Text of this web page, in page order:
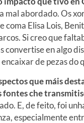
mal abordado. Os
coma Elisa Lois,
Si creo que
convertise en algo
encaixar de pezas
que máis
che
E, de feito, foi
especialmente